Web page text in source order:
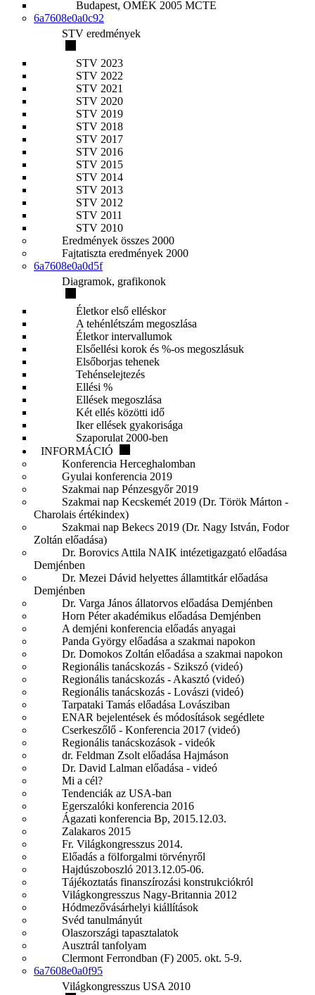
Budapest, OMÉK 2005 MCTE
6a7608e0a0c92
STV eredmények
STV 2023
STV 2022
STV 2021
STV 2020
STV 2019
STV 2018
STV 2017
STV 2016
STV 2015
STV 2014
STV 2013
STV 2012
STV 2011
STV 2010
Eredmények összes 2000
Fajtatiszta eredmények 2000
6a7608e0a0d5f
Diagramok, grafikonok
Életkor első elléskor
A tehénlétszám megoszlása
Életkor intervallumok
Elsőellési korok és %-os megoszlásuk
Elsőborjas tehenek
Tehénselejtezés
Ellési %
Ellések megoszlása
Két ellés közötti idő
Iker ellések gyakorisága
Szaporulat 2000-ben
INFORMÁCIÓ
Konferencia Herceghalomban
Gyulai konferencia 2019
Szakmai nap Pénzesgyőr 2019
Szakmai nap Kecskemét 2019 (Dr. Török Márton -
Charolais értékindex)
Szakmai nap Bekecs 2019 (Dr. Nagy István, Fodor
Zoltán előadása)
Dr. Borovics Attila NAIK intézetigazgató előadása
Demjénben
Dr. Mezei Dávid helyettes államtitkár előadása
Demjénben
Dr. Varga János állatorvos előadása Demjénben
Horn Péter akadémikus előadása Demjénben
A demjéni konferencia előadás anyagai
Panda György előadása a szakmai napokon
Dr. Domokos Zoltán előadása a szakmai napokon
Regionális tanácskozás - Szikszó (videó)
Regionális tanácskozás - Akasztó (videó)
Regionális tanácskozás - Lovászi (videó)
Tarpataki Tamás előadása Lovásziban
ENAR bejelentések és módosítások segédlete
Cserkeszőlő - Konferencia 2017 (videó)
Regionális tanácskozások - videók
dr. Feldman Zsolt előadása Hajmáson
Dr. David Lalman előadása - videó
Mi a cél?
Tendenciák az USA-ban
Egerszalóki konferencia 2016
Ágazati konferencia Bp, 2015.12.03.
Zalakaros 2015
Fr. Világkongresszus 2014.
Előadás a fölforgalmi törvényről
Hajdúszoboszló 2013.12.05-06.
Tájékoztatás finanszírozási konstrukciókról
Világkongresszus Nagy-Britannia 2012
Hódmezővásárhelyi kiállítások
Svéd tanulmányút
Olaszországi tapasztalatok
Ausztrál tanfolyam
Clermont Ferrondban (F) 2005. okt. 5-9.
6a7608e0a0f95
Világkongresszus USA 2010